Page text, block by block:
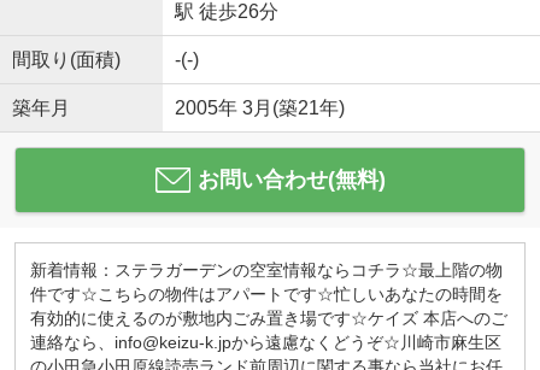
駅 徒歩26分
間取り(面積) -(-)
築年月 2005年 3月(築21年)
お問い合わせ(無料)
新着情報：ステラガーデンの空室情報ならコチラ☆最上階の物
件です☆こちらの物件はアパートです☆忙しいあなたの時間を
有効的に使えるのが敷地内ごみ置き場です☆ケイズ 本店へのご
連絡なら、info@keizu-k.jpから遠慮なくどうぞ☆川崎市麻生区